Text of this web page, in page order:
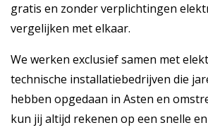
gratis en zonder verplichtingen
vergelijken met elkaar.
We werken exclusief samen met
technische installatiebedrijven die
hebben opgedaan in Asten en
kun jij altijd rekenen op een snelle